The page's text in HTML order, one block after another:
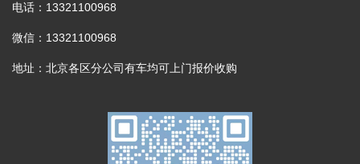
电话：13321100968
微信：13321100968
地址：北京各区分公司有车均可上门报价收购